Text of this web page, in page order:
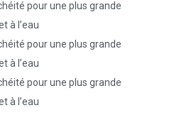
pour une plus grande
à l’eau
pour une plus grande
à l’eau
pour une plus grande
à l’eau